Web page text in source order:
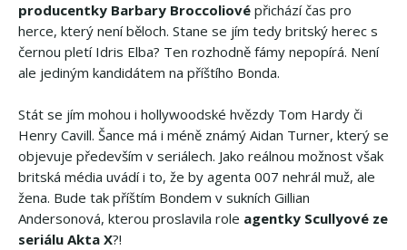
producentky Barbary Broccoliové přichází čas pro
herce, který není běloch. Stane se jím tedy britský herec s
černou pletí Idris Elba? Ten rozhodně fámy nepopírá. Není
ale jediným kandidátem na příštího Bonda.
Stát se jím mohou i hollywoodské hvězdy Tom Hardy či
Henry Cavill. Šance má i méně známý Aidan Turner, který se
objevuje především v seriálech. Jako reálnou možnost však
britská média uvádí i to, že by agenta 007 nehrál muž, ale
žena. Bude tak příštím Bondem v sukních Gillian
Andersonová, kterou proslavila role agentky Scullyové ze
seriálu Akta X?!